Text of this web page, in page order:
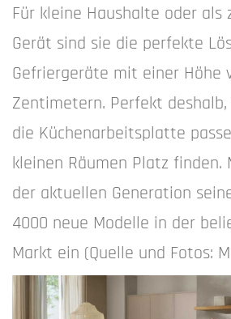
Für kleine Haushalte oder als
Gerät sind sie die perfekte
Gefriergeräte mit einer Höhe
Zentimetern. Perfekt
die Küchenarbeitsplatte
kleinen Räumen Platz
der aktuellen Generation
4000 neue Modelle in der
Markt ein (Quelle und Fotos: